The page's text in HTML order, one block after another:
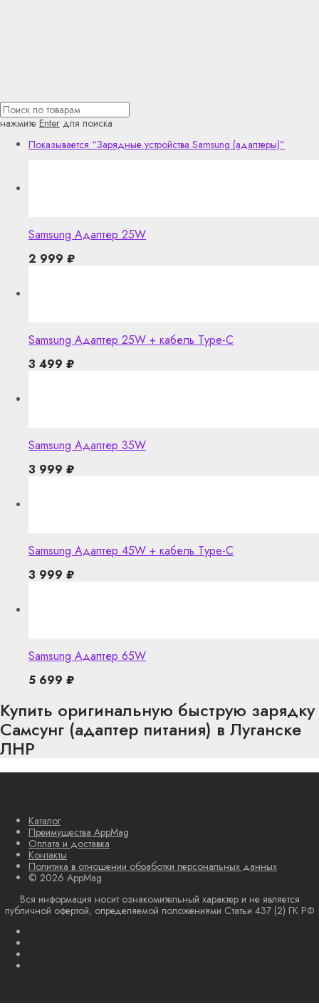
нажмите Enter для поиска
Показывается “Зарядные устройства Samsung (адаптеры)”
Samsung Адаптер 25W
2 999 ₽
Samsung Адаптер 25W + кабель Type-C
3 499 ₽
Samsung Адаптер 35W
3 999 ₽
Samsung Адаптер 45W + кабель Type-C
3 999 ₽
Samsung Адаптер 65W
5 699 ₽
Купить оригинальную быструю зарядку
Самсунг (адаптер питания) в Луганске
ЛНР
Каталог
Преимущества AppMag
Оплата и доставка
Контакты
Политика в отношении обработки персональных данных
© 2026 AppMag
Вся информация носит ознакомительный характер и не является
публичной офертой, определяемой положениями Статьи 437 (2) ГК РФ